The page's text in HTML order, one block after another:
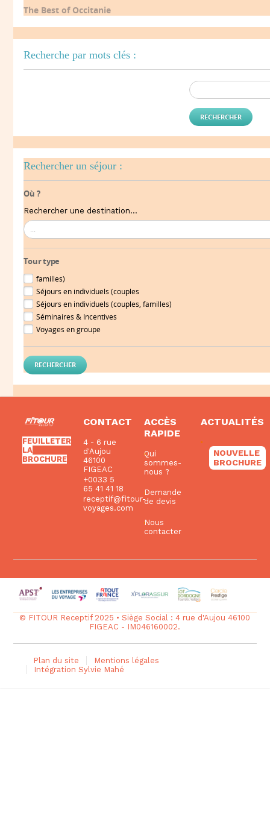
The Best of Occitanie
Recherche par mots clés :
Rechercher :
Rechercher un séjour :
Où ?
Rechercher une destination...
Tour type
familles)
Séjours en individuels (couples
Séjours en individuels (couples, familles)
Séminaires & Incentives
Voyages en groupe
FEUILLETER
LA
BROCHURE
CONTACT
4 - 6 rue
d'Aujou
46100
FIGEAC
+0033 5
65 41 41 18
receptif@fitour-
voyages.com
ACCÈS
RAPIDE
Qui
sommes-
nous ?
Demande
de devis
Nous
contacter
ACTUALITÉS
NOUVELLE
BROCHURE
© FITOUR Receptif 2025 • Siège Social : 4 rue d'Aujou 46100
FIGEAC - IM046160002.
Plan du site
Mentions légales
Intégration Sylvie Mahé